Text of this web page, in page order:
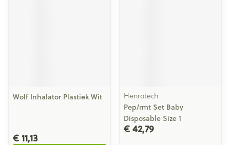
Wolf Inhalator Plastiek Wit
€ 11,13
Henrotech
Pep/rmt Set Baby
Disposable Size 1
€ 42,79